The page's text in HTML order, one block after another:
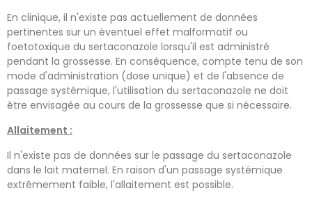
En clinique, il n'existe pas actuellement de données
pertinentes sur un éventuel effet malformatif ou
foetotoxique du sertaconazole lorsqu'il est administré
pendant la grossesse. En conséquence, compte tenu de son
mode d'administration (dose unique) et de l'absence de
passage systémique, l'utilisation du sertaconazole ne doit
être envisagée au cours de la grossesse que si nécessaire.
Allaitement :
Il n'existe pas de données sur le passage du sertaconazole
dans le lait maternel. En raison d'un passage systémique
extrêmement faible, l'allaitement est possible.